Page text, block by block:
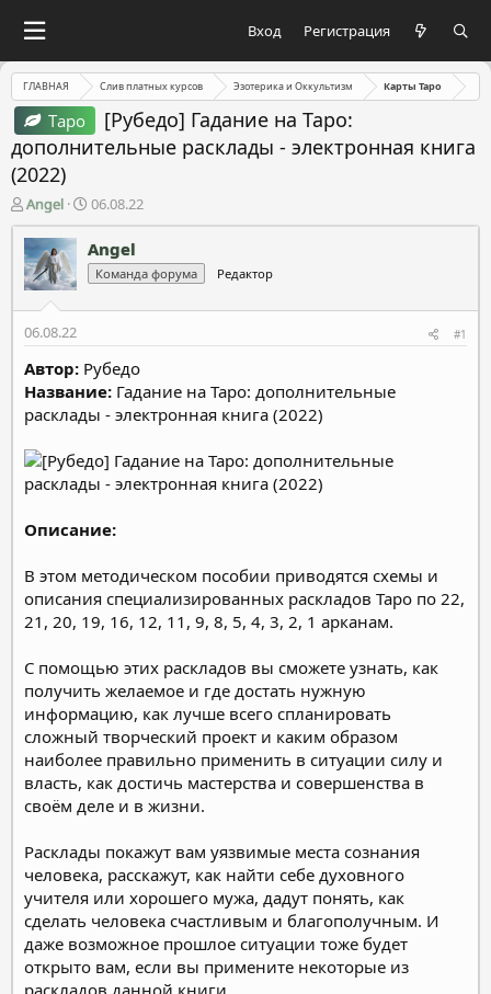
Вход Регистрация
ГЛАВНАЯ Слив платных курсов Эзотерика и Оккультизм Карты Таро
Таро
[Рубедо] Гадание на Таро:
дополнительные расклады - электронная книга
(2022)
А
в
т
о
р
м
ы
Angel
Д
а
т
а
н
а
л
а
06.08.22
Angel
Команда форума Редактор
06.08.22 #1
Автор: Рубедо
Название: Гадание на Таро: дополнительные
расклады - электронная книга (2022)
Описание:
В этом методическом пособии приводятся схемы и
описания специализированных раскладов Таро по 22,
21, 20, 19, 16, 12, 11, 9, 8, 5, 4, 3, 2, 1 арканам.
С помощью этих раскладов вы сможете узнать, как
получить желаемое и где достать нужную
информацию, как лучше всего спланировать
сложный творческий проект и каким образом
наиболее правильно применить в ситуации силу и
власть, как достичь мастерства и совершенства в
своём деле и в жизни.
Расклады покажут вам уязвимые места сознания
человека, расскажут, как найти себе духовного
учителя или хорошего мужа, дадут понять, как
сделать человека счастливым и благополучным. И
даже возможное прошлое ситуации тоже будет
открыто вам, если вы примените некоторые из
раскладов данной книги.